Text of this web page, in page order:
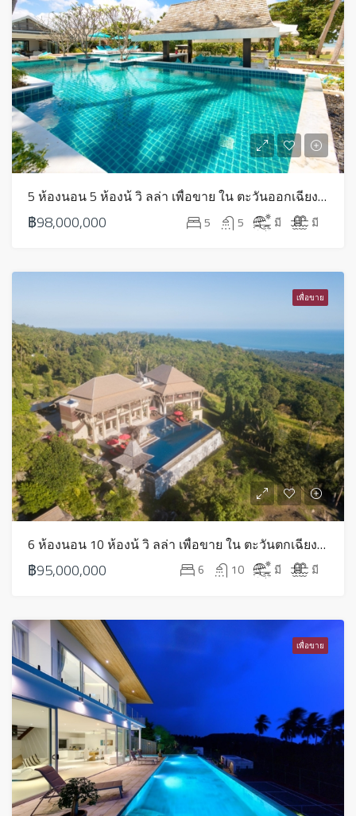
5 ห้องนอน 5 ห้องน้ วิ ลล่า เพื่อขาย ใน ตะวันออกเฉียงใต้ – HS0605
฿98,000,000 5 5 มี มี
เพื่อขาย
6 ห้องนอน 10 ห้องน้ วิ ลล่า เพื่อขาย ใน ตะวันตกเฉียงใต้ – HS0721
฿95,000,000 6 10 มี มี
เพื่อขาย